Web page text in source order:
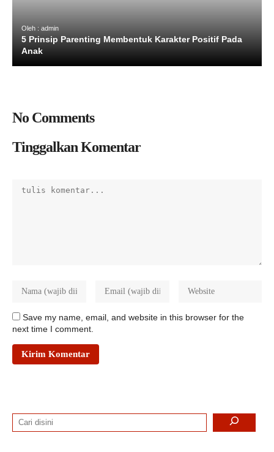
Oleh : admin
5 Prinsip Parenting Membentuk Karakter Positif Pada
Anak
No Comments
Tinggalkan Komentar
Save my name, email, and website in this browser for the
next time I comment.
Search